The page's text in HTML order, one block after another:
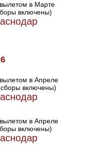
в Марте
включены)
в Апреле
сборы включены)
в Апреле
включены)